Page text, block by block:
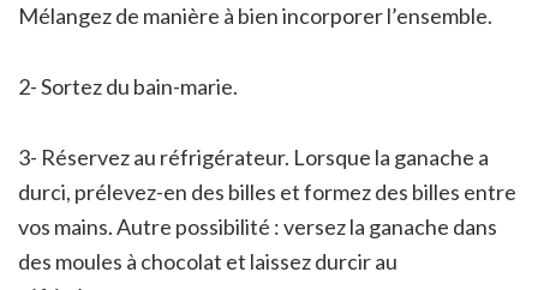
Mélangez de manière à bien incorporer l’ensemble.
2- Sortez du bain-marie.
3- Réservez au réfrigérateur. Lorsque la ganache a
durci, prélevez-en des billes et formez des billes entre
vos mains. Autre possibilité : versez la ganache dans
des moules à chocolat et laissez durcir au